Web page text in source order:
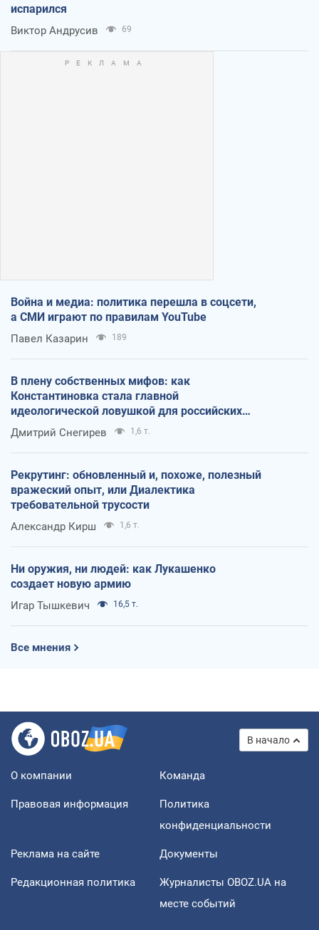
испарился
Виктор Андрусив 69
Война и медиа: политика перешла в соцсети,
а СМИ играют по правилам YouTube
Павел Казарин 189
В плену собственных мифов: как
Константиновка стала главной
идеологической ловушкой для российских
оккупантов
Дмитрий Снегирев 1,6 т.
Рекрутинг: обновленный и, похоже, полезный
вражеский опыт, или Диалектика
требовательной трусости
Александр Кирш 1,6 т.
Ни оружия, ни людей: как Лукашенко
создает новую армию
Игар Тышкевич 16,5 т.
Все мнения
В начало
О компании Команда
Правовая информация
Политика
конфиденциальности
Реклама на сайте Документы
Редакционная политика
Журналисты OBOZ.UA на
месте событий